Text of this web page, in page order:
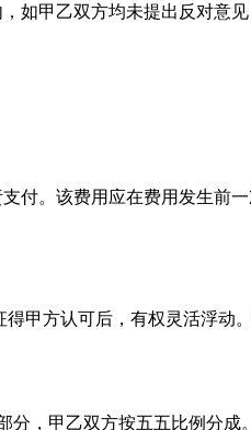
如甲乙双方均未提出反对意
。该费用应在费用发生前一
方认可后，有权灵活浮动
，甲乙双方按五五比例分成